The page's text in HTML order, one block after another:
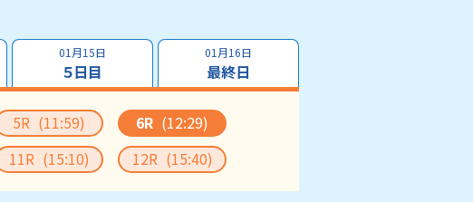
01月15日
５日目
01月16日
最終日
5R (11:59) 6R (12:29)
11R (15:10) 12R (15:40)